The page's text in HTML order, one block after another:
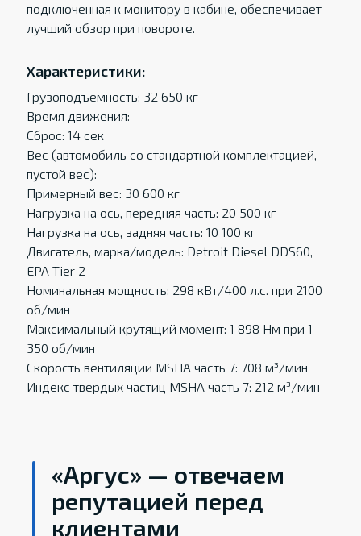
подключенная к монитору в кабине, обеспечивает
лучший обзор при повороте.
Характеристики:
Грузоподъемность: 32 650 кг
Время движения:
Сброс: 14 сек
Вес (автомобиль со стандартной комплектацией,
пустой вес):
Примерный вес: 30 600 кг
Нагрузка на ось, передняя часть: 20 500 кг
Нагрузка на ось, задняя часть: 10 100 кг
Двигатель, марка/модель: Detroit Diesel DDS60,
EPA Tier 2
Номинальная мощность: 298 кВт/400 л.с. при 2100
об/мин
Максимальный крутящий момент: 1 898 Нм при 1
350 об/мин
Скорость вентиляции MSHA часть 7: 708 м³/мин
Индекс твердых частиц MSHA часть 7: 212 м³/мин
«Аргус» — отвечаем
репутацией перед
клиентами